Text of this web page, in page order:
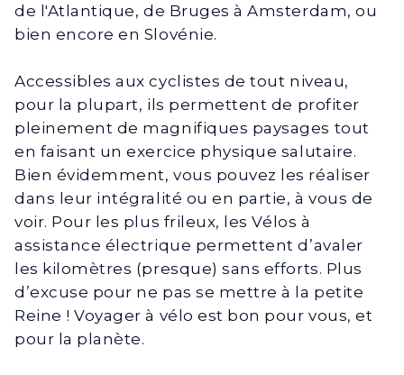
de l'Atlantique, de Bruges à Amsterdam, ou
bien encore en Slovénie.
Accessibles aux cyclistes de tout niveau,
pour la plupart, ils permettent de profiter
pleinement de magnifiques paysages tout
en faisant un exercice physique salutaire.
Bien évidemment, vous pouvez les réaliser
dans leur intégralité ou en partie, à vous de
voir. Pour les plus frileux, les Vélos à
assistance électrique permettent d’avaler
les kilomètres (presque) sans efforts. Plus
d’excuse pour ne pas se mettre à la petite
Reine ! Voyager à vélo est bon pour vous, et
pour la planète.